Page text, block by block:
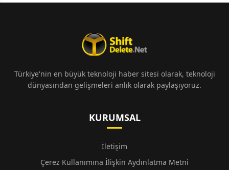
Türkiye'nin en büyük teknoloji haber sitesi olarak, teknoloji
dünyasından gelişmeleri anlık olarak paylaşıyoruz.
KURUMSAL
İletişim
Çerez Kullanımına İlişkin Aydınlatma Metni